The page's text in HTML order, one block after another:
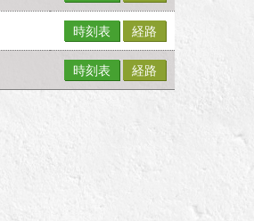
時刻表 経路
時刻表 経路